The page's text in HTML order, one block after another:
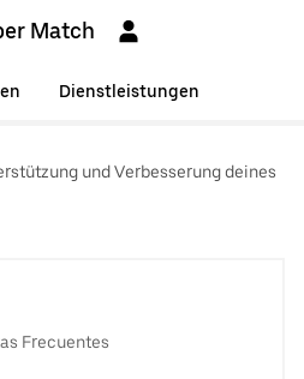
Match
Dienstleistungen
und Verbesserung deines
Frecuentes